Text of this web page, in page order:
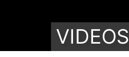
VIDEOS